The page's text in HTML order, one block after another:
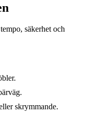
säkerhet och
skrymmande.